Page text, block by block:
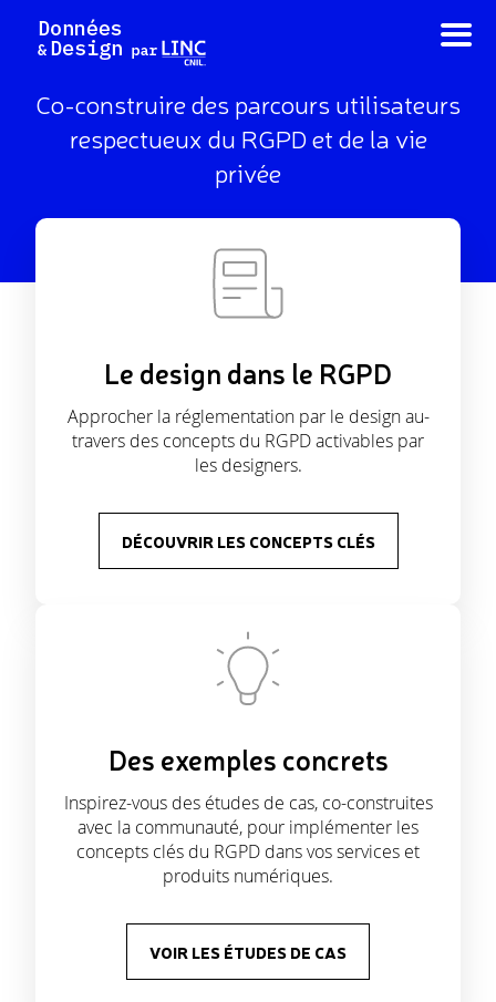
contenu
Co-construire des parcours utilisateurs
respectueux du RGPD et de la vie
privée
Le design dans le RGPD
Approcher la réglementation par le design au-
travers des concepts du RGPD activables par
les designers.
DÉCOUVRIR LES CONCEPTS CLÉS
Des exemples concrets
Inspirez-vous des études de cas, co-construites
avec la communauté, pour implémenter les
concepts clés du RGPD dans vos services et
produits numériques.
VOIR LES ÉTUDES DE CAS